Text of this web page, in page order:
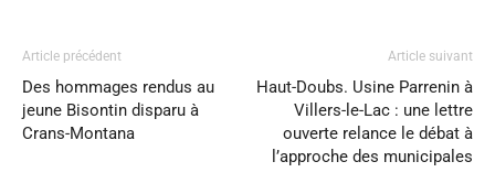
Article précédent
Des hommages rendus au
jeune Bisontin disparu à
Crans-Montana
Article suivant
Haut-Doubs. Usine Parrenin à
Villers-le-Lac : une lettre
ouverte relance le débat à
l’approche des municipales